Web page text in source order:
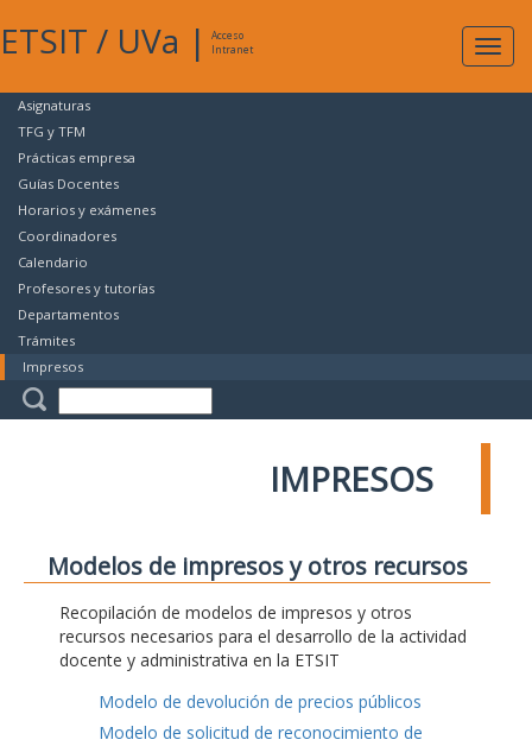
ETSIT / UVa |
Acceso
Intranet
Asignaturas
TFG y TFM
Prácticas empresa
Guías Docentes
Horarios y exámenes
Coordinadores
Calendario
Profesores y tutorías
Departamentos
Trámites
Impresos
IMPRESOS
Modelos de impresos y otros recursos
Recopilación de modelos de impresos y otros
recursos necesarios para el desarrollo de la actividad
docente y administrativa en la ETSIT
Modelo de devolución de precios públicos
Modelo de solicitud de reconocimiento de